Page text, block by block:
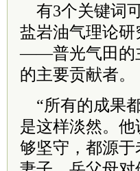
有3个关键词
盐岩油气理论
——普光气田的
的主要贡献者。
“所有的成果
是这样淡然。
够坚守，都源